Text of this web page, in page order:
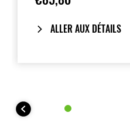
ALLER AUX DÉTAILS